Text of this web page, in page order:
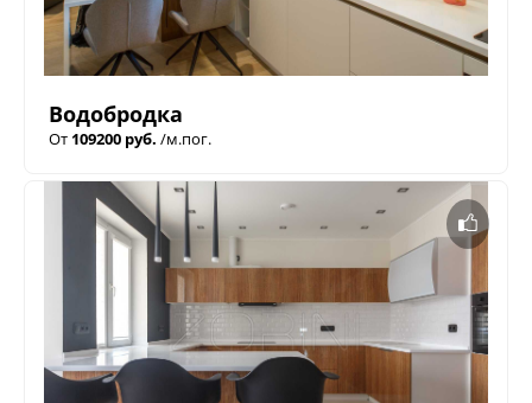
Водобродка
От 109200 руб. /м.пог.